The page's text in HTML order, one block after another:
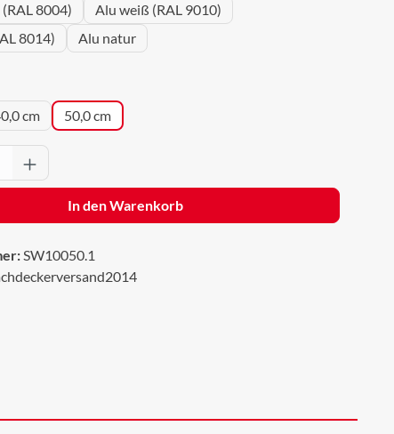
8004)
Alu weiß (RAL 9010)
8014)
Alu natur
cm 50,0 cm
Gib den gewünschten Wert ein
In den Warenkorb
SW10050.1